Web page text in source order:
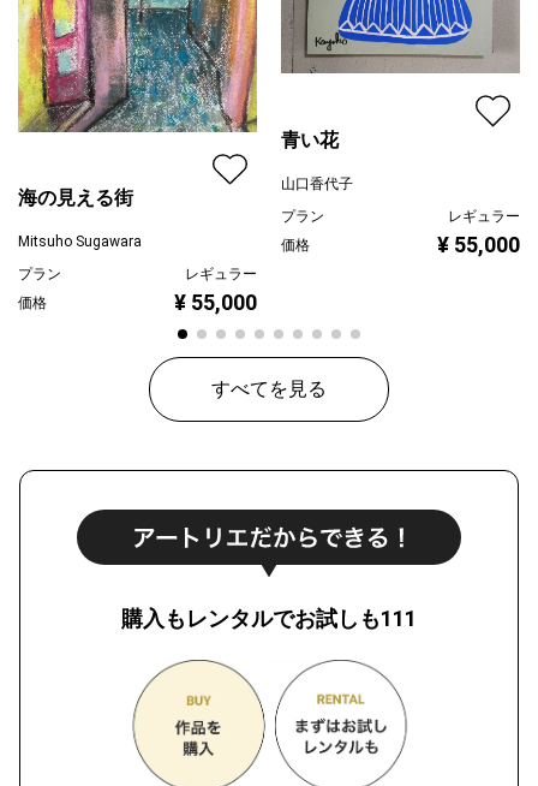
海の見える街
Mitsuho Sugawara
プラン
レギュラー
価格
¥ 55,000
青い花
山口香代子
プラン
レギュラー
価格
¥ 55,000
すべてを見る
購入もレンタルでお試しも111